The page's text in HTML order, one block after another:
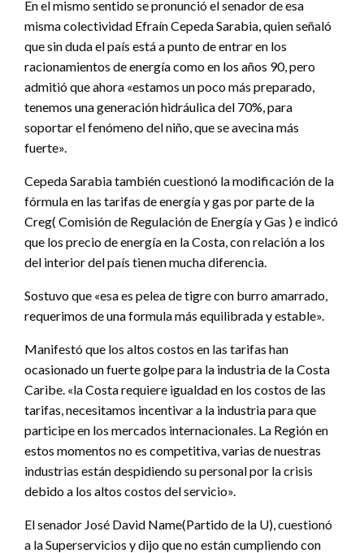
En el mismo sentido se pronunció el senador de esa
misma colectividad Efraín Cepeda Sarabia, quien señaló
que sin duda el país está a punto de entrar en los
racionamientos de energía como en los años 90, pero
admitió que ahora «estamos un poco más preparado,
tenemos una generación hidráulica del 70%, para
soportar el fenómeno del niño, que se avecina más
fuerte».
Cepeda Sarabia también cuestionó la modificación de la
fórmula en las tarifas de energía y gas por parte de la
Creg( Comisión de Regulación de Energía y Gas ) e indicó
que los precio de energía en la Costa, con relación a los
del interior del país tienen mucha diferencia.
Sostuvo que «esa es pelea de tigre con burro amarrado,
requerimos de una formula más equilibrada y estable».
Manifestó que los altos costos en las tarifas han
ocasionado un fuerte golpe para la industria de la Costa
Caribe. «la Costa requiere igualdad en los costos de las
tarifas, necesitamos incentivar a la industria para que
participe en los mercados internacionales. La Región en
estos momentos no es competitiva, varias de nuestras
industrias están despidiendo su personal por la crisis
debido a los altos costos del servicio».
El senador José David Name(Partido de la U), cuestionó
a la Superservicios y dijo que no están cumpliendo con